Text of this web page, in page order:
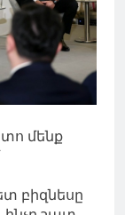
մենք
բիզնեսը